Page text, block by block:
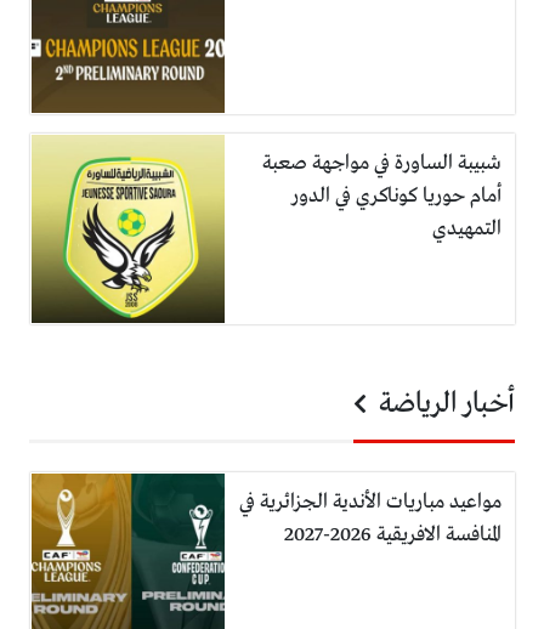
شبيبة الساورة في مواجهة صعبة
أمام حوريا كوناكري في الدور
التمهيدي
أخبار الرياضة
مواعيد مباريات الأندية الجزائرية في
المنافسة الافريقية 2026-2027